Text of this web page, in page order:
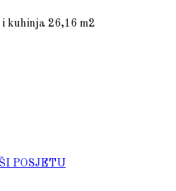
i kuhinja 26,16 m2
POSJETU